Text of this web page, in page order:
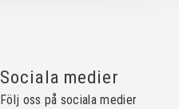
Sociala medier
Följ oss på sociala medier